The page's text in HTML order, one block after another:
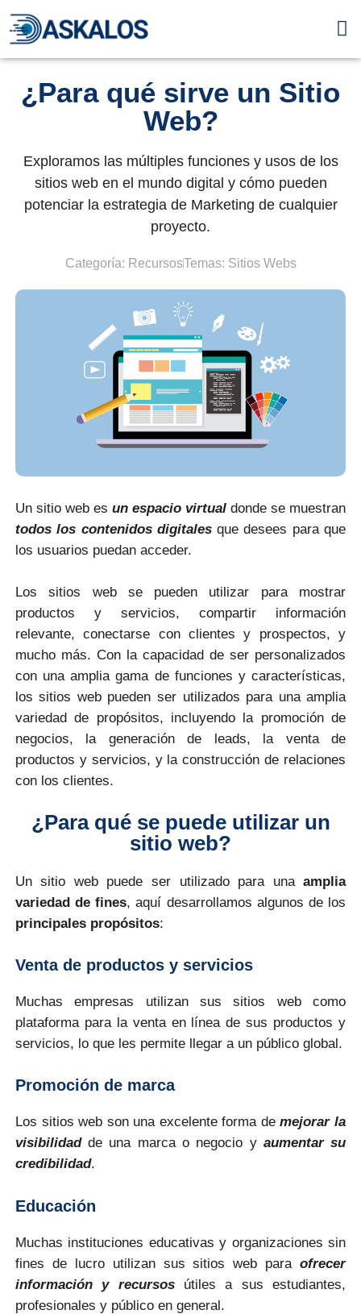
¿Para qué sirve un Sitio
Web?
Exploramos las múltiples funciones y usos de los
sitios web en el mundo digital y cómo pueden
potenciar la estrategia de Marketing de cualquier
proyecto.
Categoría: RecursosTemas: Sitios Webs
Un sitio web es un espacio virtual donde se muestran
todos los contenidos digitalesque desees para que
los usuarios puedan acceder.
Los sitios web se pueden utilizar para mostrar
productos y servicios, compartir información
relevante, conectarse con clientes y prospectos, y
mucho más. Con la capacidad de ser personalizados
con una amplia gama de funciones y características,
los sitios web pueden ser utilizados para una amplia
variedad de propósitos, incluyendo la promoción de
negocios, la generación de leads, la venta de
productos y servicios, y la construcción de relaciones
con los clientes.
¿Para qué se puede utilizar un
sitio web?
Un sitio web puede ser utilizado para unaamplia
variedad de fines, aquí desarrollamos algunos de los
principales propósitos:
Venta de productos y servicios
Muchas empresas utilizan sus sitios web como
plataforma para la venta en línea de sus productos y
servicios, lo que les permite llegar a un público global.
Promoción de marca
Los sitios web son una excelente forma demejorar la
visibilidadde una marca o negocio y aumentar su
credibilidad.
Educación
Muchas instituciones educativas y organizaciones sin
fines de lucro utilizan sus sitios web paraofrecer
información y recursosútiles a sus estudiantes,
profesionales y público en general.